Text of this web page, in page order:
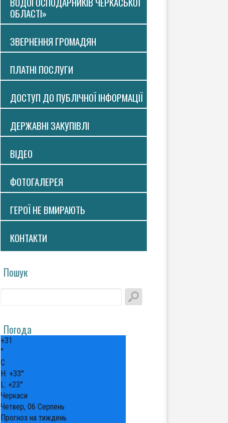
ОБЛАСТІ»
ЗВЕРНЕННЯ ГРОМАДЯН
ПЛАТНI ПОСЛУГИ
ДОСТУП ДО ПУБЛІЧНОЇ ІНФОРМАЦІЇ
ДЕРЖАВНІ ЗАКУПІВЛІ
ВIДЕО
ФОТОГАЛЕРЕЯ
ГЕРОЇ НЕ ВМИРАЮТЬ
КОНТАКТИ
Пошук
Погода
+31
°
C
H: +33°
L: +23°
Черкаси
Четвер, 06 Серпень
Прогноз на тиждень